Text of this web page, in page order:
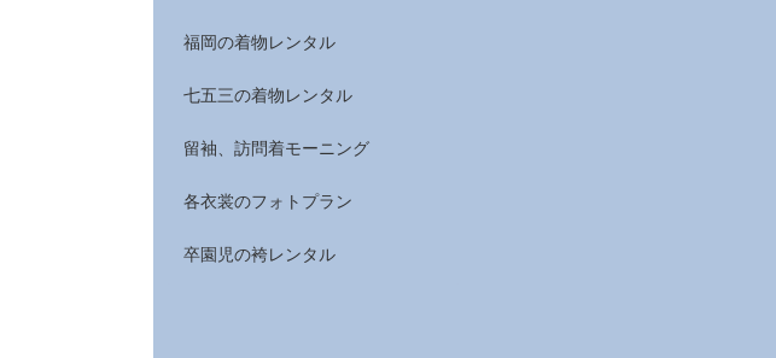
福岡の着物レンタル
七五三の着物レンタル
留袖、訪問着モーニング
各衣裳のフォトプラン
卒園児の袴レンタル